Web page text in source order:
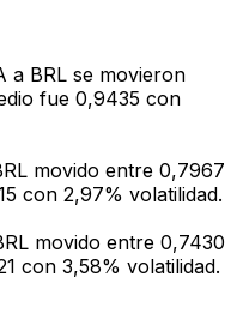
a BRL se movieron
fue 0,9435 con
movido entre 0,7967
con 2,97% volatilidad.
movido entre 0,7430
con 3,58% volatilidad.